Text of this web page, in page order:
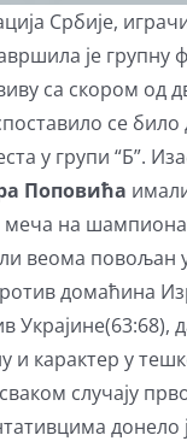
Србије,
је групну
са скором од
се
у групи “Б”.
Поповића
меча на
веома повољан
домаћина
Украјине(63:68),
и карактер у
случају
донело